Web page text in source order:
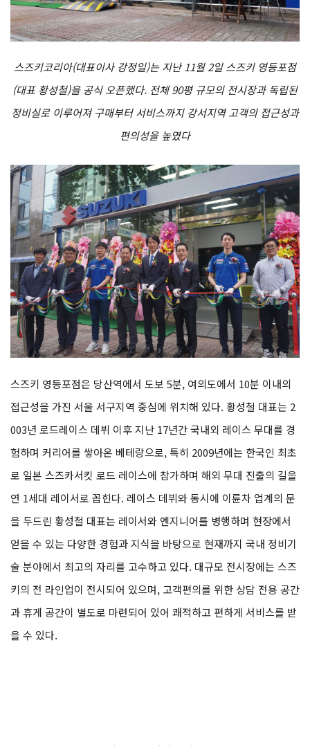
스즈키코리아(대표이사 강정일)는 지난 11월 2일 스즈키 영등포점
(대표 황성철)을 공식 오픈했다. 전체 90평 규모의 전시장과 독립된
정비실로 이루어져 구매부터 서비스까지 강서지역 고객의 접근성과
편의성을 높였다
스즈키 영등포점은 당산역에서 도보 5분, 여의도에서 10분 이내의
접근성을 가진 서울 서구지역 중심에 위치해 있다. 황성철 대표는 2
003년 로드레이스 데뷔 이후 지난 17년간 국내외 레이스 무대를 경
험하며 커리어를 쌓아온 베테랑으로, 특히 2009년에는 한국인 최초
로 일본 스즈카서킷 로드 레이스에 참가하며 해외 무대 진출의 길을
연 1세대 레이서로 꼽힌다. 레이스 데뷔와 동시에 이륜차 업계의 문
을 두드린 황성철 대표는 레이서와 엔지니어를 병행하며 현장에서
얻을 수 있는 다양한 경험과 지식을 바탕으로 현재까지 국내 정비기
술 분야에서 최고의 자리를 고수하고 있다. 대규모 전시장에는 스즈
키의 전 라인업이 전시되어 있으며, 고객편의를 위한 상담 전용 공간
과 휴게 공간이 별도로 마련되어 있어 쾌적하고 편하게 서비스를 받
을 수 있다.